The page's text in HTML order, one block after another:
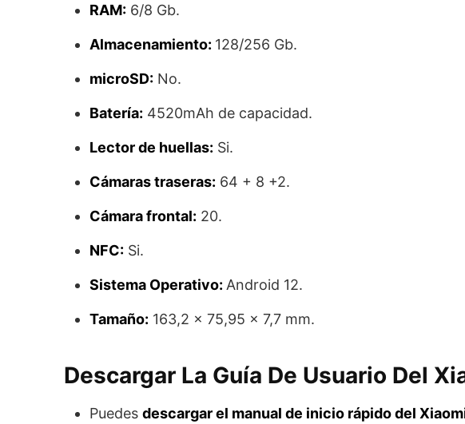
RAM: 6/8 Gb.
Almacenamiento: 128/256 Gb.
microSD: No.
Batería: 4520mAh de capacidad.
Lector de huellas: Si.
Cámaras traseras: 64 + 8 +2.
Cámara frontal: 20.
NFC: Si.
Sistema Operativo: Android 12.
Tamaño: 163,2 x 75,95 x 7,7 mm.
Descargar La Guía De Usuario Del
Puedes descargar el manual de inicio rápido del